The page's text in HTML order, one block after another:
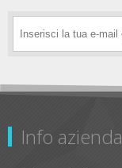
Info azienda